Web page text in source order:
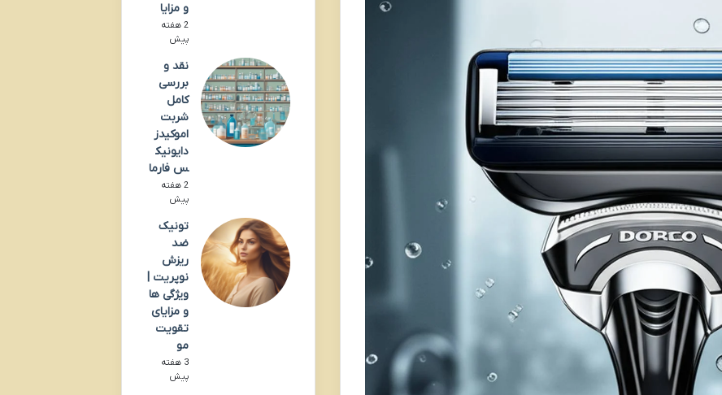
و مزایا
2 هفته
پیش
نقد و
بررسی
کامل
شربت
اموکیدز
دایونیک
س فارما
2 هفته
پیش
تونیک
ضد
ریزش
نوپریت |
ویژگی ها
و مزایای
تقویت
مو
3 هفته
پیش